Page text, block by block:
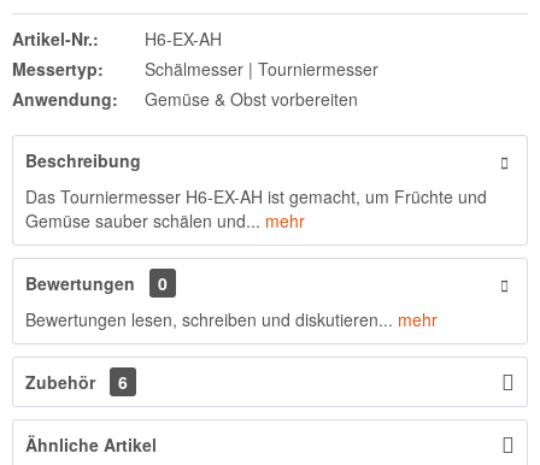
Artikel-Nr.:
H6-EX-AH
Messertyp:
Schälmesser | Tourniermesser
Anwendung:
Gemüse & Obst vorbereiten
Beschreibung
Das Tourniermesser H6-EX-AH ist gemacht, um Früchte und
Gemüse sauber schälen und... mehr
Bewertungen
0
Bewertungen lesen, schreiben und diskutieren... mehr
Zubehör 6
Ähnliche Artikel